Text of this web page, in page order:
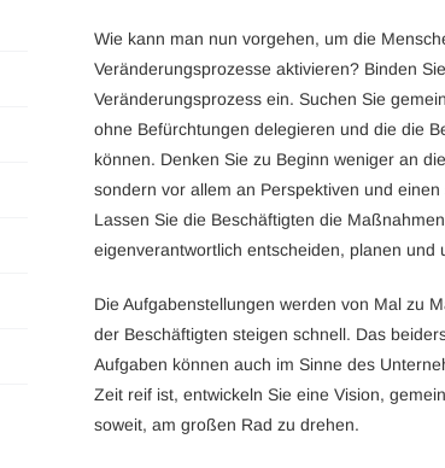
Wie kann man nun vorgehen, um die
Veränderungsprozesse aktivieren? Binden
Veränderungsprozess ein. Suchen Sie
ohne Befürchtungen delegieren und die die
können. Denken Sie zu Beginn weniger an
sondern vor allem an Perspektiven und
Lassen Sie die Beschäftigten die
eigenverantwortlich entscheiden, planen und
Die Aufgabenstellungen werden von Mal zu
der Beschäftigten steigen schnell. Das
Aufgaben können auch im Sinne des
Zeit reif ist, entwickeln Sie eine Vision,
soweit, am großen Rad zu drehen.